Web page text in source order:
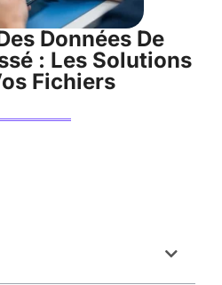
Données De
: Les Solutions
Fichiers